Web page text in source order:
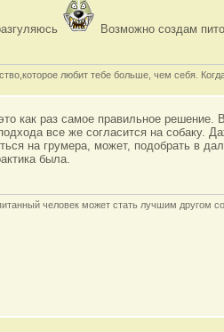
Возможно создам
любит тебе больше, чем себя.
как раз самое правильное
все же согласится на собаку.
на грумера, может, подобрать в
была.
человек может стать лучшим другом